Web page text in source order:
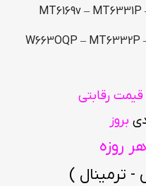
MT6169v –
قیمت رقابتی
بروز
هر روزه
ترمینال )